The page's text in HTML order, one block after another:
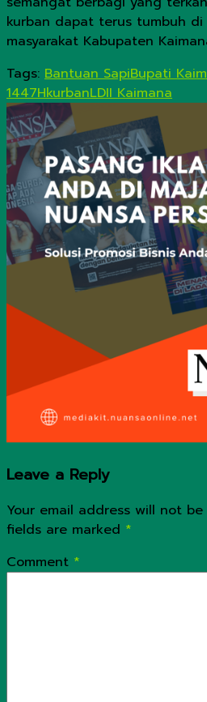
kurban dapat terus tumbuh
masyarakat Kabupaten
Tags: Bantuan SapiBupati
1447HkurbanLDII Kaimana
Leave a Reply
Your email address will not be
fields are marked *
Comment *